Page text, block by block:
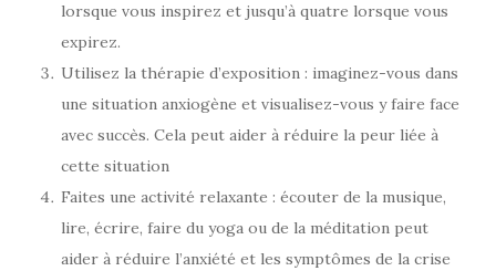
lorsque vous inspirez et jusqu’à quatre lorsque vous
expirez.
Utilisez la thérapie d’exposition : imaginez-vous dans
une situation anxiogène et visualisez-vous y faire face
avec succès. Cela peut aider à réduire la peur liée à
cette situation
Faites une activité relaxante : écouter de la musique,
lire, écrire, faire du yoga ou de la méditation peut
aider à réduire l’anxiété et les symptômes de la crise